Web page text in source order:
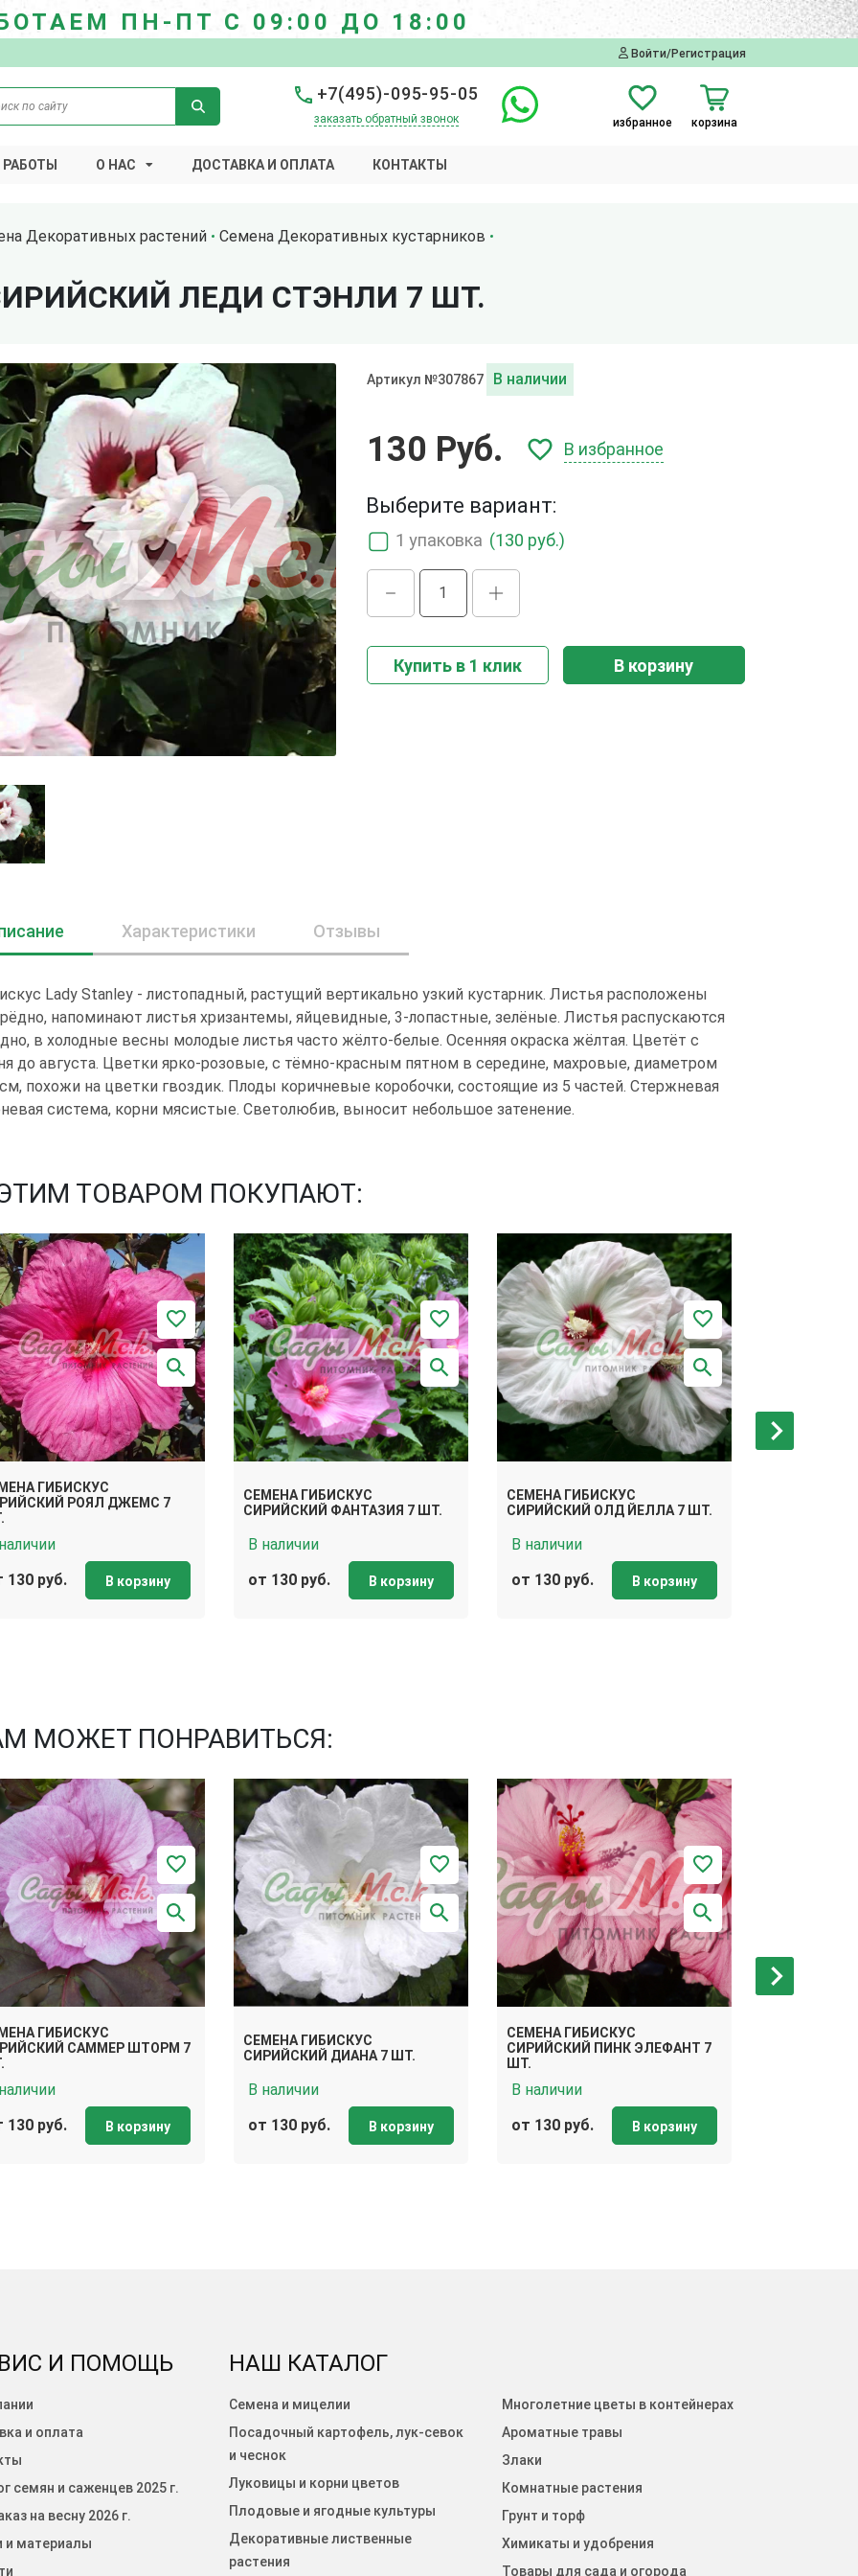
ПН-ПТ С 09:00 ДО 18:00
Войти/Регистрация
+7(495)-095-95-05
заказать обратный звонок избранное корзина
О НАС ДОСТАВКА И ОПЛАТА КОНТАКТЫ
Декоративных растений
Семена Декоративных кустарников
ЛЕДИ СТЭНЛИ 7 ШТ.
Артикул №307867 В наличии
130 Руб. В избранное
Выберите вариант:
1 упаковка (130 руб.)
Купить в 1 клик В корзину
Характеристики Отзывы
Lady Stanley - листопадный, растущий вертикально узкий кустарник. Листья расположены
напоминают листья хризантемы, яйцевидные, 3-лопастные, зелёные. Листья распускаются
в холодные весны молодые листья часто жёлто-белые. Осенняя окраска жёлтая. Цветёт с
до августа. Цветки ярко-розовые, с тёмно-красным пятном в середине, махровые, диаметром
похожи на цветки гвоздик. Плоды коричневые коробочки, состоящие из 5 частей. Стержневая
система, корни мясистые. Светолюбив, выносит небольшое затенение.
ТОВАРОМ ПОКУПАЮТ:
ГИБИСКУС
РОЯЛ ДЖЕМС 7
130 руб.
В корзину
СЕМЕНА ГИБИСКУС
СИРИЙСКИЙ ФАНТАЗИЯ 7 ШТ.
В наличии
от 130 руб.
В корзину
СЕМЕНА ГИБИСКУС
СИРИЙСКИЙ ОЛД ЙЕЛЛА 7 ШТ.
В наличии
от 130 руб.
В корзину
МОЖЕТ ПОНРАВИТЬСЯ:
ГИБИСКУС
САММЕР ШТОРМ 7
130 руб.
В корзину
СЕМЕНА ГИБИСКУС
СИРИЙСКИЙ ДИАНА 7 ШТ.
В наличии
от 130 руб.
В корзину
СЕМЕНА ГИБИСКУС
СИРИЙСКИЙ ПИНК ЭЛЕФАНТ 7
ШТ.
В наличии
от 130 руб.
В корзину
И ПОМОЩЬ
и оплата
семян и саженцев 2025 г.
на весну 2026 г.
и материалы
НАШ КАТАЛОГ
Семена и мицелии
Посадочный картофель, лук-севок
и чеснок
Луковицы и корни цветов
Плодовые и ягодные культуры
Декоративные лиственные
растения
Многолетние цветы в контейнерах
Ароматные травы
Злаки
Комнатные растения
Грунт и торф
Химикаты и удобрения
Товары для сада и огорода